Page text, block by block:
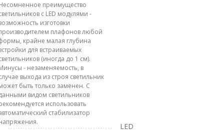
преимущество
с LED модулями -
изготовки
плафонов любой
крайне малая глубина
для встраиваемых
(иногда до 1 см).
- незаменяемость, в
выхода из строя светильник
быть только заменен. С
видом светильников
использовать
стабилизатор
LED